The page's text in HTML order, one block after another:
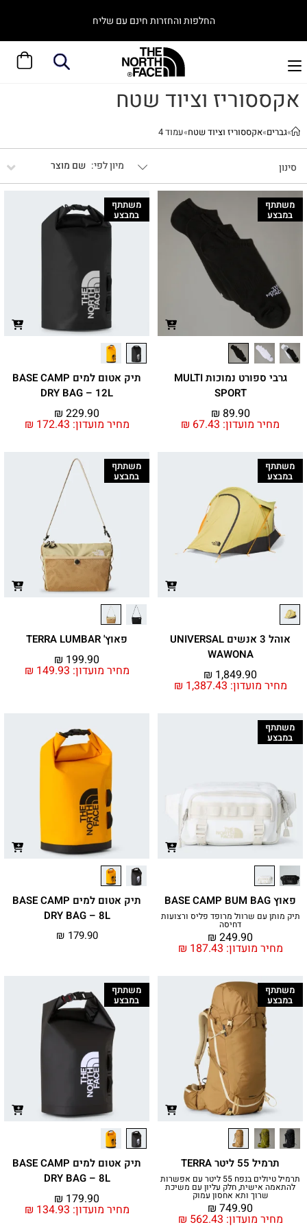
החלפות והחזרות חינם עם שליח
אקססוריז וציוד שטח
»גברים»אקססוריז וציוד שטח»עמוד 4
סינון שם מוצר
משתתף
במבצע
גרבי ספורט נמוכות MULTI
SPORT
מחיר מועדון: ₪ 67.43
₪ 89.90
משתתף
במבצע
תיק אטום למים BASE CAMP
DRY BAG – 12L
מחיר מועדון: ₪ 172.43
₪ 229.90
משתתף
במבצע
אוהל 3 אנשים UNIVERSAL
WAWONA
מחיר מועדון: ₪ 1,387.43
₪ 1,849.90
משתתף
במבצע
פאוץ' TERRA LUMBAR
מחיר מועדון: ₪ 149.93
₪ 199.90
משתתף
במבצע
פאוץ BASE CAMP BUM BAG
תיק מותן עם שרוול מרופד פליס ורצועות
דחיסה
מחיר מועדון: ₪ 187.43
₪ 249.90
תיק אטום למים BASE CAMP
DRY BAG – 8L
₪ 179.90
משתתף
במבצע
תרמיל 55 ליטר TERRA
תרמיל טיולים בנפח 55 ליטר עם אפשרות
להתאמה אישית, חלק עליון עם משיכת
שרוך ותא אחסון עמוק
מחיר מועדון: ₪ 562.43
₪ 749.90
משתתף
במבצע
תיק אטום למים BASE CAMP
DRY BAG – 8L
מחיר מועדון: ₪ 134.93
₪ 179.90